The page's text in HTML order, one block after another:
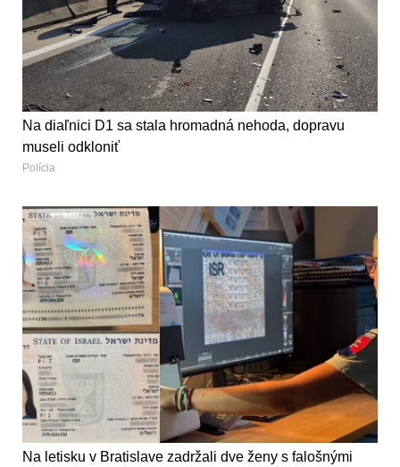
Na diaľnici D1 sa stala hromadná nehoda, dopravu
museli odkloniť
Polícia
Na letisku v Bratislave zadržali dve ženy s falošnými